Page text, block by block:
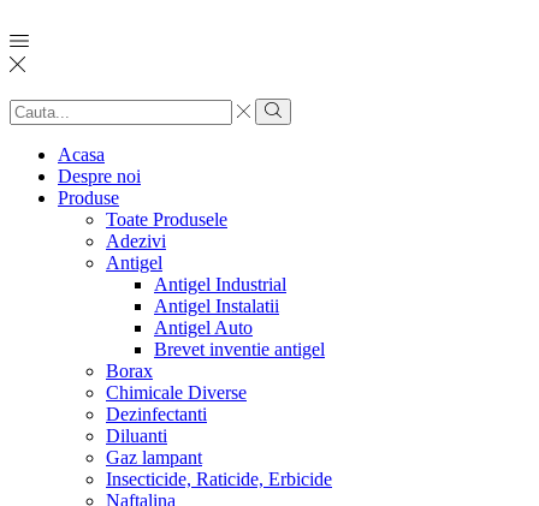
Search
input
Search
Acasa
Despre noi
Produse
Toate Produsele
Adezivi
Antigel
Antigel Industrial
Antigel Instalatii
Antigel Auto
Brevet inventie antigel
Borax
Chimicale Diverse
Dezinfectanti
Diluanti
Gaz lampant
Insecticide, Raticide, Erbicide
Naftalina